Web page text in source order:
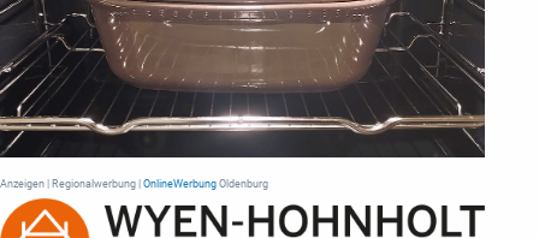
Anzeigen | Regionalwerbung | OnlineWerbung Oldenburg